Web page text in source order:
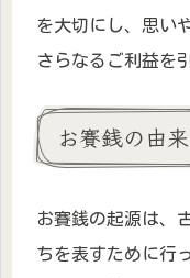
を大切にし、思い
さらなるご利益を
お賽銭の由
お賽銭の起源は、
ちを表すために行